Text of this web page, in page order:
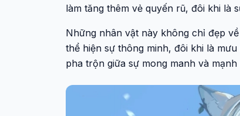
làm tăng thêm vẻ quyến rũ, đôi khi là
Những nhân vật này không chỉ đẹp
thể hiện sự thông minh, đôi khi là
pha trộn giữa sự mong manh và